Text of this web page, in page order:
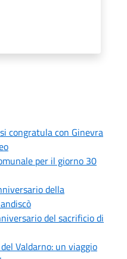
congratula con Ginevra
per il giorno 30
della
del sacrificio di
Valdarno: un viaggio